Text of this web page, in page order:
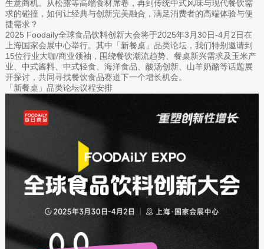
生意商机。从松露等高端食材席卷，再到传统中式风味与现代餐饮需
求的碰撞，如何让经典与创新完美融合，满足消费者的高端体验与便
捷需求？
2025 Foodaily全球食品饮料创新大会将于2025年3月30日-4月2日在
上海国家会展中心举行。其中「新餐桌」品类论坛，我们特别邀请到
15位行业大咖/商业领袖，围绕餐饮潮流趋势、餐桌新兴需求及玉米产
业、中式酱料、中式轻食、海洋食品、酸汤创新、山羊奶酪等话题展
开探讨，共同寻找餐饮食品赛道下一个增长机会。
「新餐桌」品类论坛议程安排